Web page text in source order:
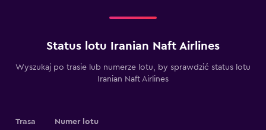
Status lotu Iranian Naft Airlines
Wyszukaj po trasie lub numerze lotu, by sprawdzić status lotu
Iranian Naft Airlines
Trasa Numer lotu